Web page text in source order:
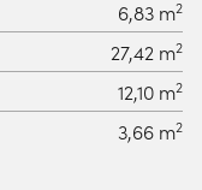
6,83 m2
27,42 m2
12,10 m2
3,66 m2